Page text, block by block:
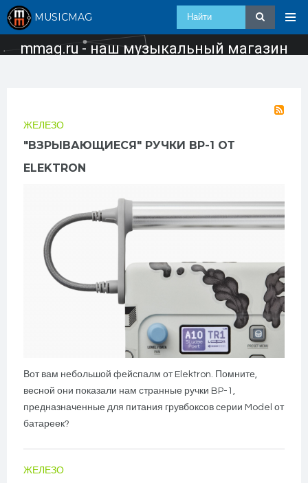
MUSICMAG
mmag.ru - наш музыкальный магазин
ЖЕЛЕЗО
"ВЗРЫВАЮЩИЕСЯ" РУЧКИ BP-1 ОТ
ELEKTRON
Вот вам небольшой фейспалм от Elektron. Помните,
весной они показали нам странные ручки BP-1,
предназначенные для питания грувбоксов серии Model от
батареек?
ЖЕЛЕЗО